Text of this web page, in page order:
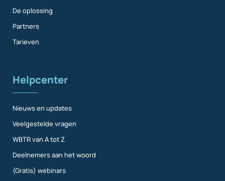
De oplossing
Partners
Tarieven
Helpcenter
Nieuws en updates
Veelgestelde vragen
WBTR van A tot Z
Deelnemers aan het woord
(Gratis) webinars